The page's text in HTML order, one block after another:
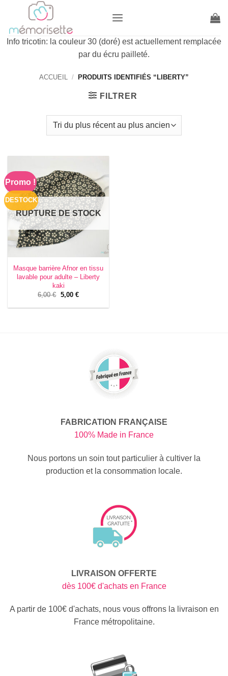
contenu
Info tricotin: la couleur 30 (doré) est actuellement remplacée
par du écru pailleté.
ACCUEIL / PRODUITS IDENTIFIÉS “LIBERTY”
FILTRER
Promo !
DESTOCK
RUPTURE DE STOCK
Masque barrière Afnor en tissu
lavable pour adulte – Liberty
kaki
6,00€ Le
initial
5,00 €Le
actuel
FABRICATION FRANÇAISE
100% Made in France
Nous portons un soin tout particulier à cultiver la
production et la consommation locale.
LIVRAISON OFFERTE
dès 100€ d'achats en France
A partir de 100€ d'achats, nous vous offrons la livraison en
France métropolitaine.